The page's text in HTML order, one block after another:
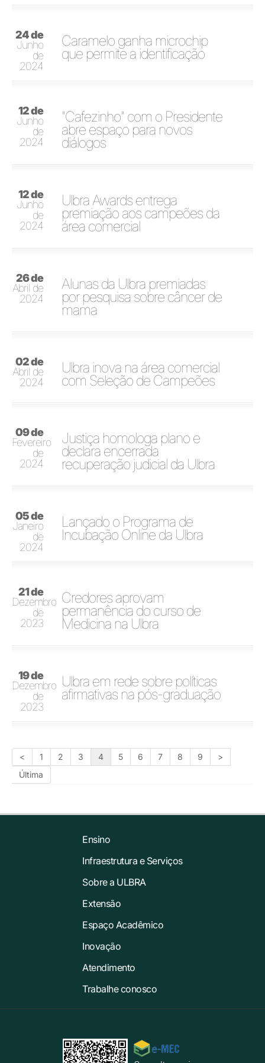
24 de
Junho
de
2024
Caramelo ganha microchip
que permite a identificação
12 de
Junho
de
2024
"Cafezinho" com o Presidente
abre espaço para novos
diálogos
12 de
Junho
de
2024
Ulbra Awards entrega
premiação aos campeões da
área comercial
26 de
Abril de
2024
Alunas da Ulbra premiadas
por pesquisa sobre câncer de
mama
02 de
Abril de
2024
Ulbra inova na área comercial
com Seleção de Campeões
09 de
Fevereiro
de
2024
Justiça homologa plano e
declara encerrada
recuperação judicial da Ulbra
05 de
Janeiro
de
2024
Lançado o Programa de
Incubação Online da Ulbra
21 de
Dezembro
de
2023
Credores aprovam
permanência do curso de
Medicina na Ulbra
19 de
Dezembro
de
2023
Ulbra em rede sobre políticas
afirmativas na pós-graduação
< 1 2 3 4 5 6 7 8 9
>
Última
Ensino
Infraestrutura e Serviços
Sobre a ULBRA
Extensão
Espaço Acadêmico
Inovação
Atendimento
Trabalhe conosco